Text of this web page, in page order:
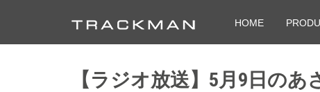
HOME
【ラジオ放送】5月9日の